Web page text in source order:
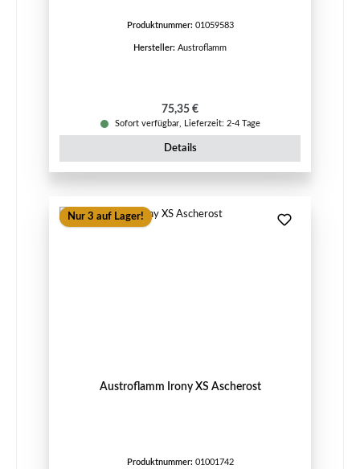
Produktnummer: 01059583
Hersteller: Austroflamm
Regulärer Preis:
75,35 €
Sofort verfügbar, Lieferzeit: 2-4 Tage
Details
Nur 3 auf Lager!
Austroflamm Irony XS Ascherost
Produktnummer: 01001742